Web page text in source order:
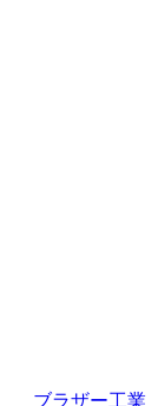
ブラザー工業